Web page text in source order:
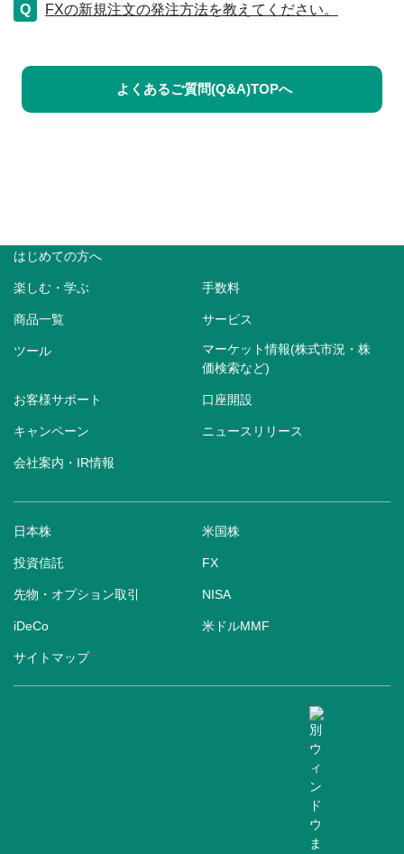
FXの新規注文の発注方法を教えてください。
よくあるご質問(Q&A)TOPへ
はじめての方へ
楽しむ・学ぶ 手数料
商品一覧 サービス
ツール
マーケット情報(株式市況・株
価検索など)
お客様サポート 口座開設
キャンペーン ニュースリリース
会社案内・IR情報
日本株 米国株
投資信託 FX
先物・オプション取引 NISA
iDeCo 米ドルMMF
サイトマップ